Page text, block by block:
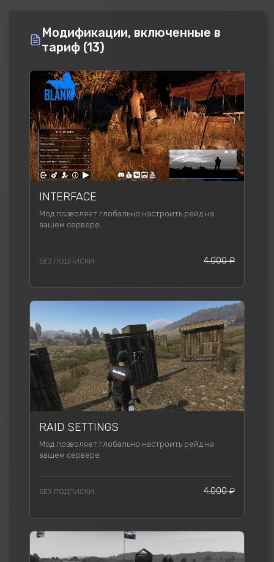
Модификации, включенные в
тариф (13)
INTERFACE
Мод позволяет глобально настроить рейд на
вашем сервере.
БЕЗ ПОДПИСКИ: 4.000 ₽
RAID SETTINGS
Мод позволяет глобально настроить рейд на
вашем сервере.
БЕЗ ПОДПИСКИ: 4.000 ₽